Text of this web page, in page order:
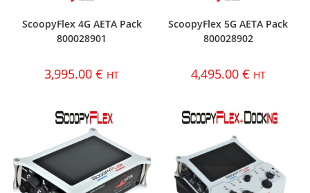
ScoopyFlex 4G AETA Pack
800028901
3,995.00€ HT
ScoopyFlex 5G AETA Pack
800028902
4,495.00 € HT